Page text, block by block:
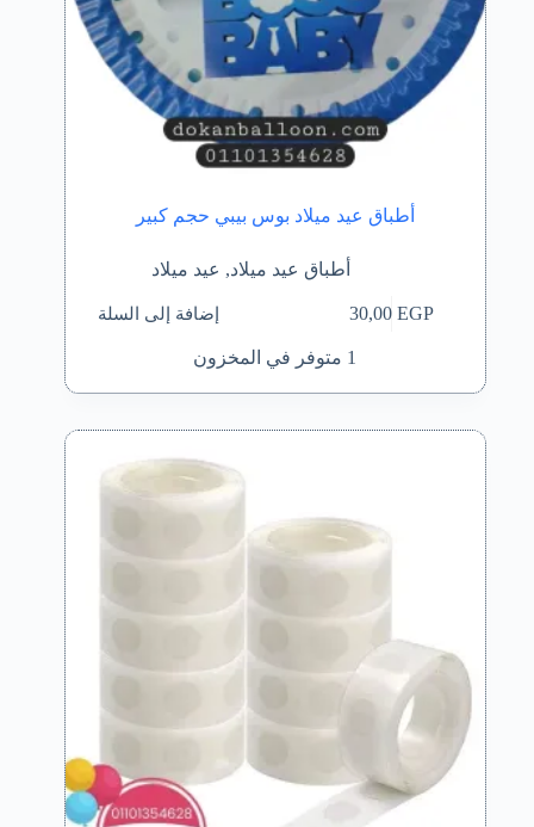
أطباق عيد ميلاد بوس بيبي حجم كبير
أطباق عيد ميلاد, عيد ميلاد
30,00EGP إضافة إلى السلة
1 متوفر في المخزون